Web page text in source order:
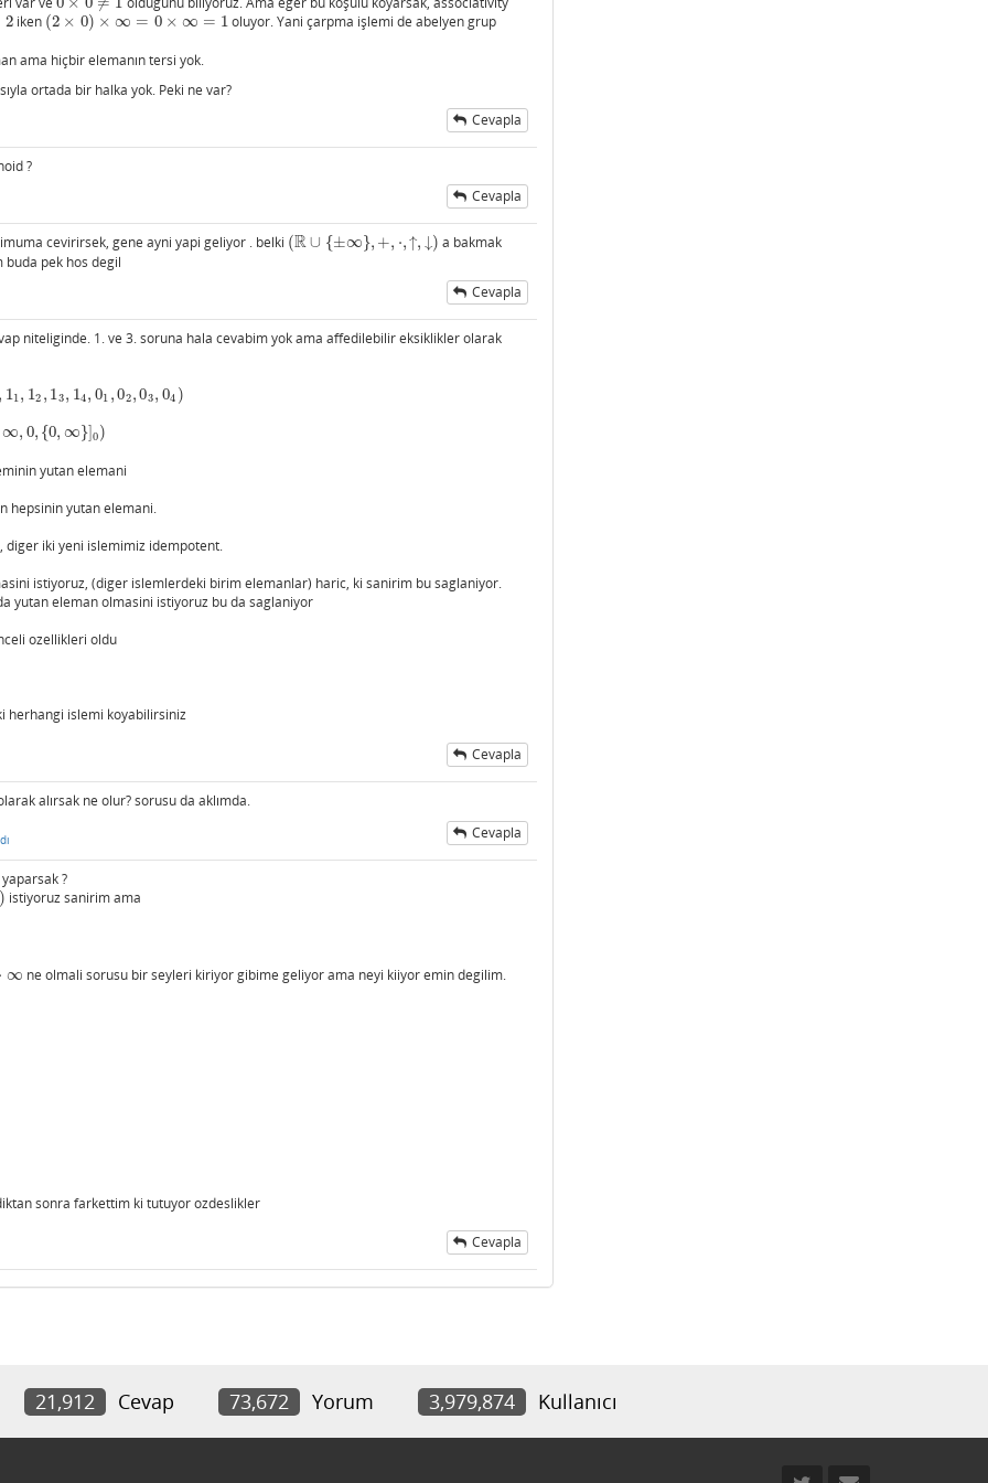
0 ×0 ≠1
2 iken (2 × 0) × ∞ = 0 × ∞ = 1
(2×0) ×∞ =0 ×∞= 1 oluyor. Yani çarpma işlemi de abelyen grup
ama hiçbir elemanın tersi yok.
ortada bir halka yok. Peki ne var?
Cevapla
?
Cevapla
cevirirsek, gene ayni yapi geliyor . belki (R ∪ {±∞}, +, ⋅,↑, ↓)
(R∪{± ∞},+,⋅,↑,↓ )
a bakmak
pek hos degil
Cevapla
niteliginde. 1. ve 3. soruna hala cevabim yok ama affedilebilir eksiklikler olarak
11, 12 , 13, 14, 01 ,02 , 03, 04 )
14, 01,0 2,0 3,04)
∞, 0, {0, ∞}]0)
yutan elemani
hepsinin yutan elemani.
diger iki yeni islemimiz idempotent.
istiyoruz, (diger islemlerdeki birim elemanlar) haric, ki sanirim bu saglaniyor.
yutan eleman olmasini istiyoruz bu da saglaniyor
ozellikleri oldu
herhangi islemi koyabilirsiniz
Cevapla
alırsak ne olur? sorusu da aklımda.
Cevapla
?
) istiyoruz sanirim ama
∞
∞ ne olmali sorusu bir seyleri kiriyor gibime geliyor ama neyi kiiyor emin degilim.
sonra farkettim ki tutuyor ozdeslikler
Cevapla
21,912 Cevap 73,672 Yorum 3,979,874 Kullanıcı